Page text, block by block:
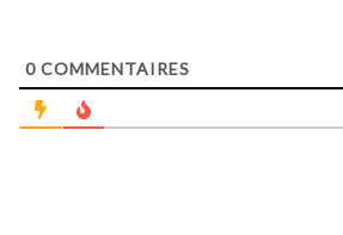
0 COMMENTAIRES